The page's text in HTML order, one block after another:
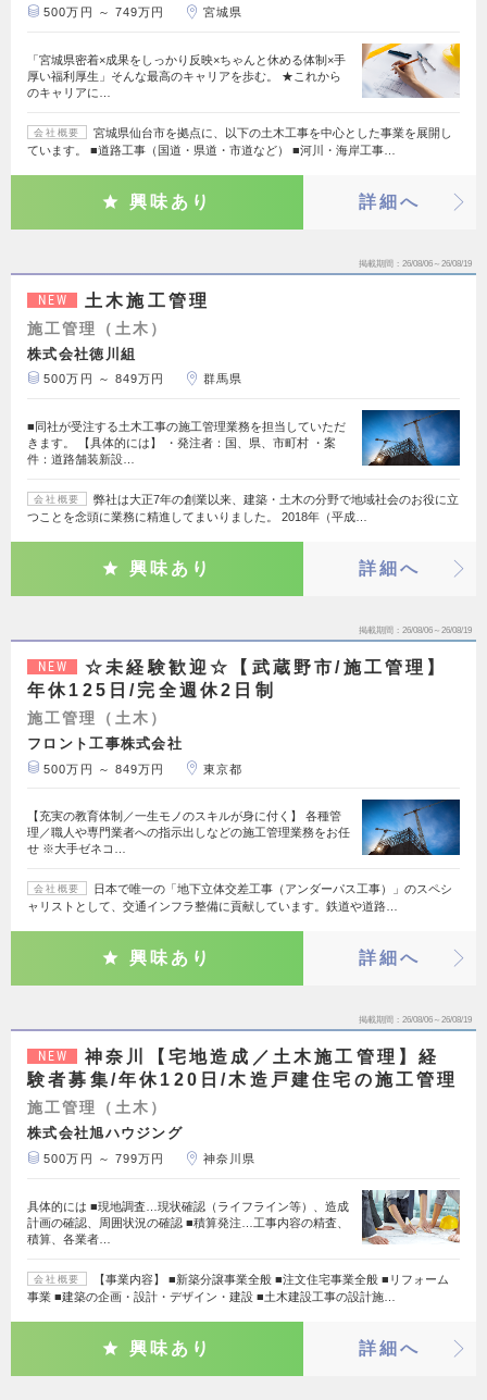
500万円 ～ 749万円 宮城県
「宮城県密着×成果をしっかり反映×ちゃんと休める体制×手
厚い福利厚生」そんな最高のキャリアを歩む。 ★これから
のキャリアに…
会社概要
宮城県仙台市を拠点に、以下の土木工事を中心とした事業を展開し
ています。 ■道路工事（国道・県道・市道など） ■河川・海岸工事…
興味あり 詳細へ
掲載期間 26/08/06～26/08/19
NEW 土木施工管理
施工管理（土木）
株式会社徳川組
500万円 ～ 849万円 群馬県
■同社が受注する土木工事の施工管理業務を担当していただ
きます。 【具体的には】 ・発注者：国、県、市町村 ・案
件：道路舗装新設…
会社概要
弊社は大正7年の創業以来、建築・土木の分野で地域社会のお役に立
つことを念頭に業務に精進してまいりました。 2018年（平成…
興味あり 詳細へ
掲載期間 26/08/06～26/08/19
NEW
☆未経験歓迎☆【武蔵野市/施工管理】
年休125日/完全週休2日制
施工管理（土木）
フロント工事株式会社
500万円 ～ 849万円 東京都
【充実の教育体制／一生モノのスキルが身に付く】 各種管
理／職人や専門業者への指示出しなどの施工管理業務をお任
せ ※大手ゼネコ…
会社概要
日本で唯一の「地下立体交差工事（アンダーパス工事）」のスペシ
ャリストとして、交通インフラ整備に貢献しています。鉄道や道路…
興味あり 詳細へ
掲載期間 26/08/06～26/08/19
NEW
神奈川【宅地造成／土木施工管理】経
験者募集/年休120日/木造戸建住宅の施工管理
施工管理（土木）
株式会社旭ハウジング
500万円 ～ 799万円 神奈川県
具体的には ■現地調査…現状確認（ライフライン等）、造成
計画の確認、周囲状況の確認 ■積算発注…工事内容の精査、
積算、各業者…
会社概要
【事業内容】 ■新築分譲事業全般 ■注文住宅事業全般 ■リフォーム
事業 ■建築の企画・設計・デザイン・建設 ■土木建設工事の設計施…
興味あり 詳細へ